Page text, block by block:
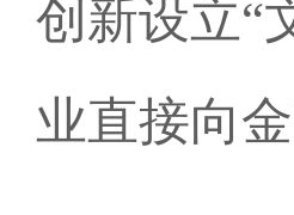
创新设立“
业直接向